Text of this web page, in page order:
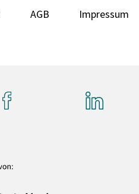
AGB Impressum